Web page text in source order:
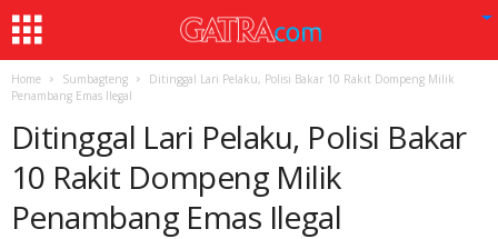
Home Sumbagteng
Ditinggal Lari Pelaku, Polisi Bakar 10 Rakit Dompeng Milik
Penambang Emas Ilegal
Ditinggal Lari Pelaku, Polisi Bakar
10 Rakit Dompeng Milik
Penambang Emas Ilegal